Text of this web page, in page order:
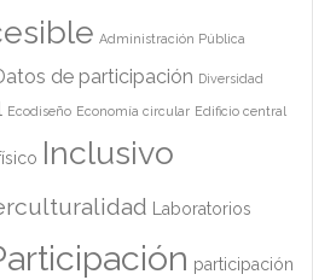
Administración Pública
de participación Diversidad
Ecodiseño Economía circular Edificio central
Inclusivo
Laboratorios
participación